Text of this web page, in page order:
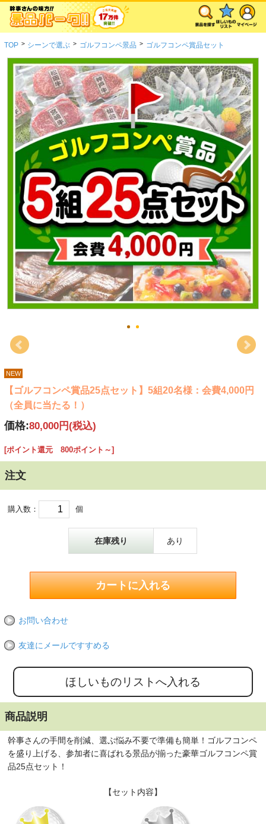
TOP > シーンで選ぶ > ゴルフコンペ景品 > ゴルフコンペ賞品セット
NEW
【ゴルフコンペ賞品25点セット】5組20名様：会費4,000円
（全員に当たる！）
価格:80,000円(税込)
[ポイント還元 800ポイント～]
注文
購入数： 個
在庫残り あり
お問い合わせ
友達にメールですすめる
商品説明
幹事さんの手間を削減、選ぶ悩み不要で準備も簡単！ゴルフコンペ
を盛り上げる、参加者に喜ばれる景品が揃った豪華ゴルフコンペ賞
品25点セット！
【セット内容】